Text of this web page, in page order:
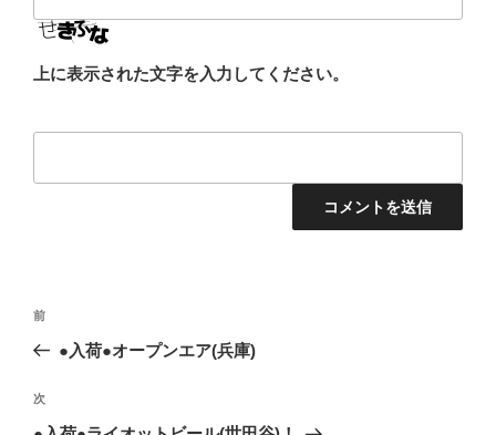
上に表示された文字を入力してください。
投
ビ
ゲ
前
の
稿
前
●入荷●オープンエア(兵庫)
次
の
次